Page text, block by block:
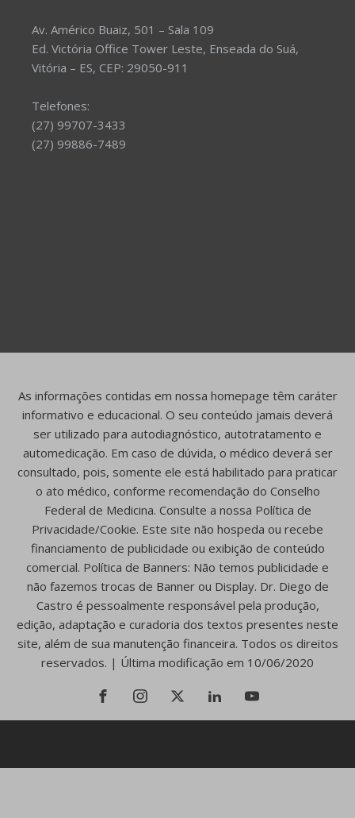
Av. Américo Buaiz, 501 – Sala 109
Ed. Victória Office Tower Leste, Enseada do Suá,
Vitória – ES, CEP: 29050-911
Telefones:
(27) 99707-3433
(27) 99886-7489
As informações contidas em nossa homepage têm caráter
informativo e educacional. O seu conteúdo jamais deverá
ser utilizado para autodiagnóstico, autotratamento e
automedicação. Em caso de dúvida, o médico deverá ser
consultado, pois, somente ele está habilitado para praticar
o ato médico, conforme recomendação do Conselho
Federal de Medicina. Consulte a nossa Política de
Privacidade/Cookie. Este site não hospeda ou recebe
financiamento de publicidade ou exibição de conteúdo
comercial. Política de Banners: Não temos publicidade e
não fazemos trocas de Banner ou Display. Dr. Diego de
Castro é pessoalmente responsável pela produção,
edição, adaptação e curadoria dos textos presentes neste
site, além de sua manutenção financeira. Todos os direitos
reservados. | Última modificação em 10/06/2020